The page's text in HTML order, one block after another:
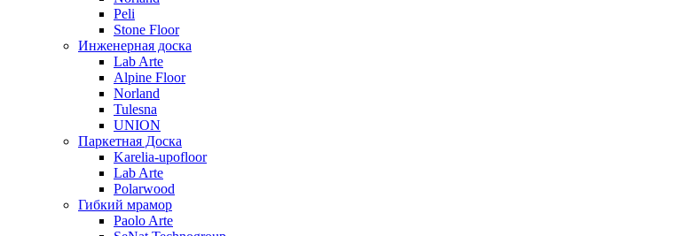
Peli
Stone Floor
Инженерная доска
Lab Arte
Alpine Floor
Norland
Tulesna
UNION
Паркетная Доска
Karelia-upofloor
Lab Arte
Polarwood
Гибкий мрамор
Paolo Arte